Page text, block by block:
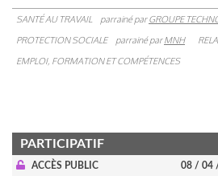
SANTÉ AU TRAVAIL parrainé parGROUPE
PROTECTION SOCIALE
parrainé parMNH
EMPLOI, FORMATION ET COMPÉTENCES
PARTICIPATIF
ACCÈS PUBLIC 08 / 04